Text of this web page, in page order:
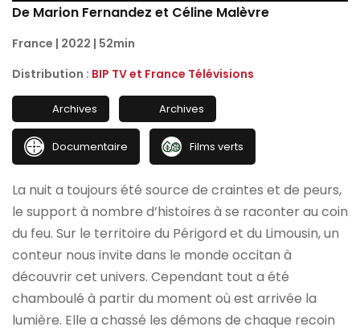
De Marion Fernandez et Céline Malèvre
France | 2022 | 52min
Distribution : BIP TV et France Télévisions
Archives Archives
Documentaire Films verts
La nuit a toujours été source de craintes et de peurs,
le support à nombre d’histoires à se raconter au coin
du feu. Sur le territoire du Périgord et du Limousin, un
conteur nous invite dans le monde occitan à
découvrir cet univers. Cependant tout a été
chamboulé à partir du moment où est arrivée la
lumière. Elle a chassé les démons de chaque recoin